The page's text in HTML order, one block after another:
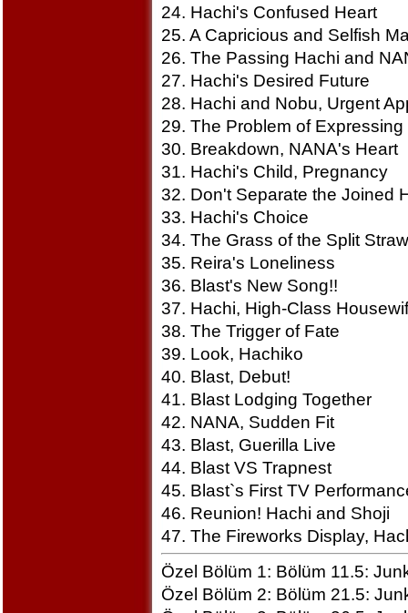
24. Hachi's Confused Heart
25. A Capricious and Selfish
26. The Passing Hachi and
27. Hachi's Desired Future
28. Hachi and Nobu, Urgent
29. The Problem of Expressing
30. Breakdown, NANA's Heart
31. Hachi's Child, Pregnancy
32. Don't Separate the Joined
33. Hachi's Choice
34. The Grass of the Split
35. Reira's Loneliness
36. Blast's New Song!!
37. Hachi, High-Class
38. The Trigger of Fate
39. Look, Hachiko
40. Blast, Debut!
41. Blast Lodging Together
42. NANA, Sudden Fit
43. Blast, Guerilla Live
44. Blast VS Trapnest
45. Blast`s First TV
46. Reunion! Hachi and Shoji
47. The Fireworks Display,
Özel Bölüm 1: Bölüm 11.5:
Özel Bölüm 2: Bölüm 21.5: